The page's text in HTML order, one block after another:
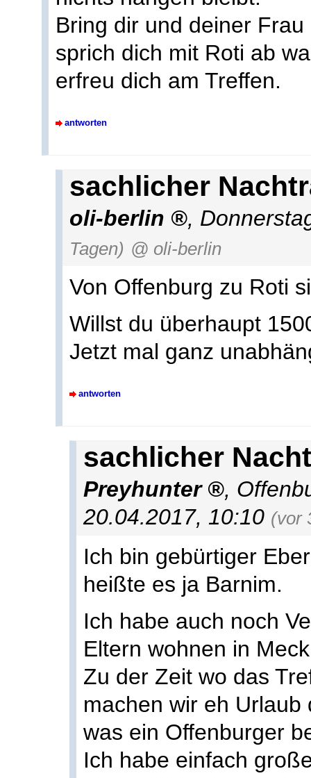
Bring dir und deiner
sprich dich mit Roti ab
erfreu dich am Treffen.
antworten
sachlicher
oli-berlin ,
Tagen) @ oli-berlin
Von Offenburg zu Roti
Willst du überhaupt
Jetzt mal ganz
antworten
sachlicher
Preyhunter ,
20.04.2017, 10:10 (vor
Ich bin gebürtiger
heißte es ja Barnim.
Ich habe auch noch
Eltern wohnen in
Zu der Zeit wo das
machen wir eh
was ein Offenburger
Ich habe einfach